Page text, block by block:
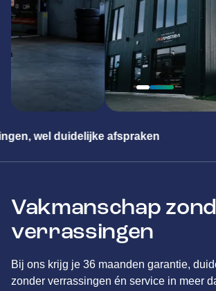
Meester in alle merken
Vakmanschap
verrassingen
Bij ons krijg je 36 maanden garantie,
zonder verrassingen én service in meer